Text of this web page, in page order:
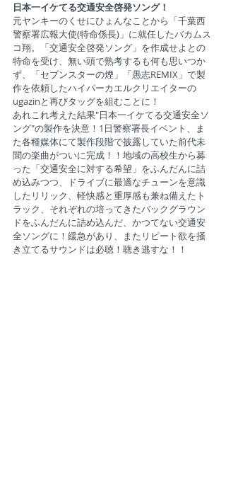
日本一イケてる交通安全啓発ソング！
元ヤンキーのくせにひょんなことから「千葉西
警察署広報大使(特命係長)」に就任したバカムス
コ翔。「交通安全啓発ソング」を作成せよとの
特命を受け、無い頭で熟考するも何も思いつか
ず、「セブンスターの煙」「愚志REMIX」で製
作を依頼したハイパーカエルクリエイターの
ugazinと再びタッグを組むことに！
あれこれ考えた結果"日本一イケてる交通安全ソ
ング"の製作を決意！1日警察署長イベント、ま
た各種媒体にて製作段階で披露していた前代未
聞の楽曲がついに完成！！地域の高校生から募
った「交通安全に対する希望」をふんだんに詰
め込みつつ、ドライブに最適なチューンを意識
したリリック、軽快感と重厚感も兼ね備えたト
ラック、それぞれの培ってきたバックグラウン
ドをふんだんに詰め込んだ、かつてない交通安
全ソングに！緩急があり、またリピート欲を掻
き立てるサウンドは必聴！聴き逃すな！！